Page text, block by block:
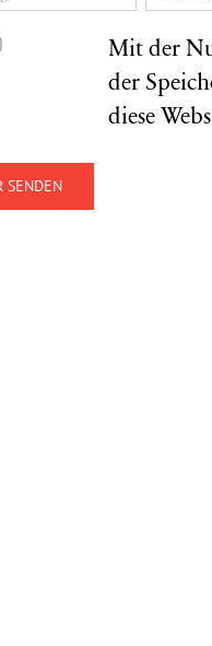
Mit der
der
diese